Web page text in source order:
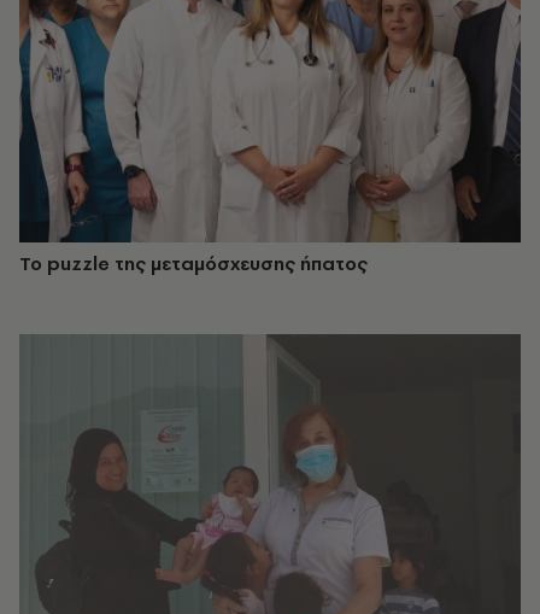
Το puzzle της μεταμόσχευσης ήπατος